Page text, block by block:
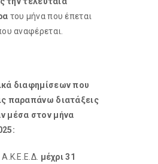
του μήνα που έπεται
αναφέρεται.
διαφημίσεων που
παραπάνω διατάξεις
μέσα στον μήνα
μέχρι 31